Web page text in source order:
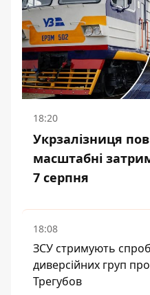
18:20
Укрзалізниця
масштабні
7 серпня
18:08
ЗСУ стримують
диверсійних груп
Трегубов